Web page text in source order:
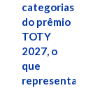
categorias
do prêmio
TOTY
2027, o
que
representa